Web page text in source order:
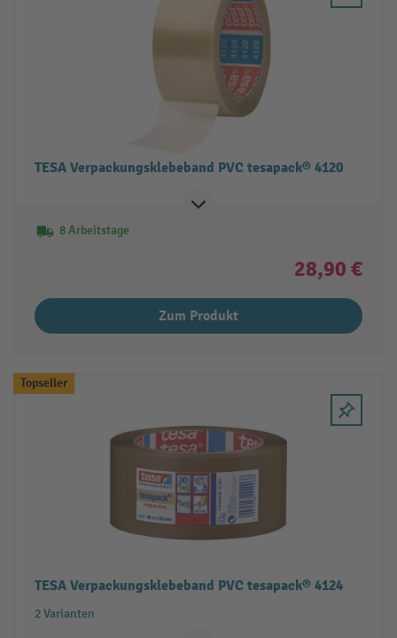
TESA Verpackungsklebeband PVC tesapack® 4120
8 Arbeitstage
28,90 €
Zum Produkt
Topseller
TESA Verpackungsklebeband PVC tesapack® 4124
2 Varianten